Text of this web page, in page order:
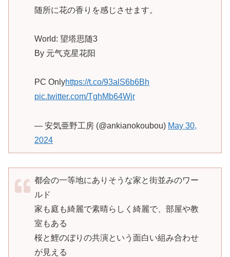
随所に花の香りを感じさせます。
World: 望塔思随3
By 元气克星花阳
PC Onlyhttps://t.co/93alS6b6Bh
pic.twitter.com/TghMb64Wjr
— 安気亜野工房 (@ankianokoubou) May 30,
2024
都会の一等地にありそうな家と街並みのワー
ルド
家も庭も綺麗で素晴らしく綺麗で、部屋や教
室もある
桜と鯉のぼりの共演という面白い組み合わせ
が見える